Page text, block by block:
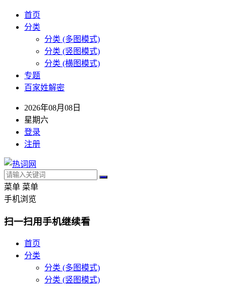
首页
分类
分类 (多图模式)
分类 (竖图模式)
分类 (横图模式)
专题
百家姓解密
2026年08月08日
星期六
登录
注册
菜单 菜单
手机浏览
扫一扫用手机继续看
首页
分类
分类 (多图模式)
分类 (竖图模式)